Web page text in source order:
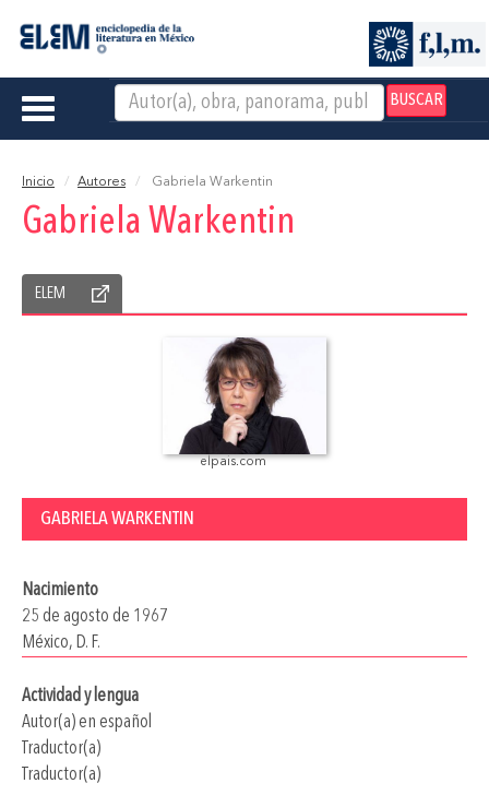
BUSCAR
Toggle
Inicio Autores Gabriela Warkentin
Gabriela Warkentin
ELEM
elpais.com
GABRIELA WARKENTIN
Nacimiento
25 de agosto de 1967
México, D. F.
Actividad y lengua
Autor(a) en español
Traductor(a)
Traductor(a)